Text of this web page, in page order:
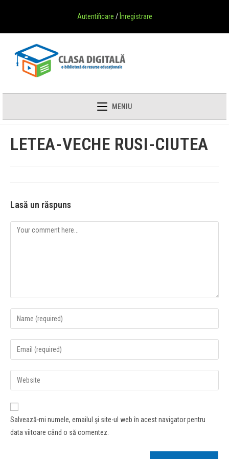
Autentificare / Înregistrare
MENIU
LETEA-VECHE RUSI-CIUTEA
Lasă un răspuns
Salvează-mi numele, emailul și site-ul web în acest navigator pentru
data viitoare când o să comentez.